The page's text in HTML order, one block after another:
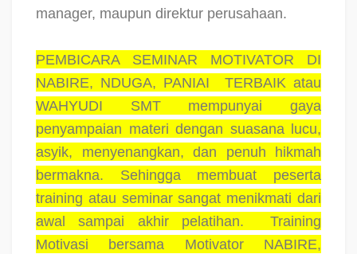
manager, maupun direktur perusahaan.
PEMBICARA SEMINAR MOTIVATOR DI
NABIRE, NDUGA, PANIAI
TERBAIK atau
WAHYUDI SMT mempunyai gaya
penyampaian materi dengan suasana lucu,
asyik, menyenangkan, dan penuh hikmah
bermakna. Sehingga membuat peserta
training atau seminar sangat menikmati dari
awal sampai akhir pelatihan.
Training
Motivasi bersama Motivator NABIRE,